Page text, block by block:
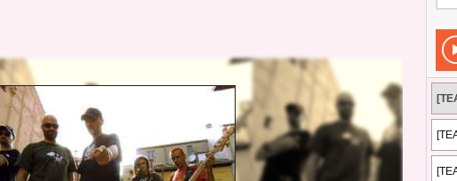
Florent Gorges: La historia de Nintendo Vol. 2 PUBLICACIONES